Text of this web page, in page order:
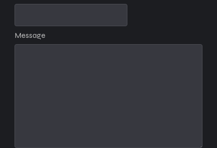
Message